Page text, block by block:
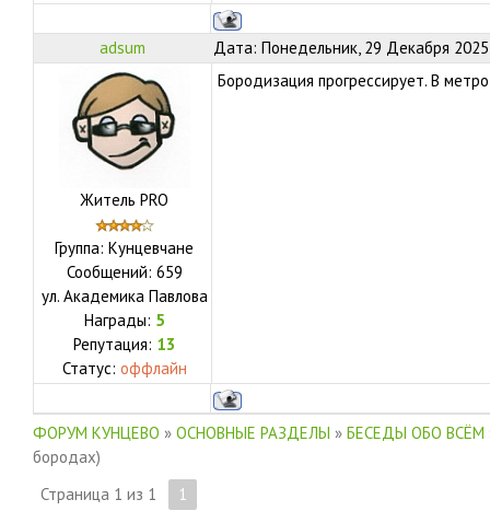
adsum Дата: Понедельник, 29 Декабря
Житель PRO
Группа: Кунцевчане
Сообщений: 659
ул. Академика Павлова
Награды: 5
Репутация: 13
Статус: оффлайн
Бородизация прогрессирует. В
ФОРУМ КУНЦЕВО » ОСНОВНЫЕ РАЗДЕЛЫ » БЕСЕДЫ ОБО ВСЁМ
бородах)
Страница 1 из 1 1